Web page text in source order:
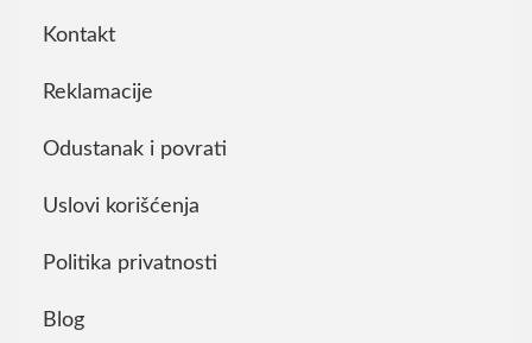
Kontakt
Reklamacije
Odustanak i povrati
Uslovi korišćenja
Politika privatnosti
Blog